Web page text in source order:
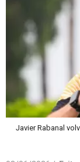
Javier Rabanal